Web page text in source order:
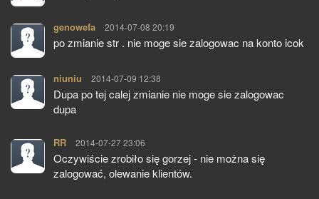
genowefa pisze:
2014-07-08 20:19
po zmianie str . nie moge sie zalogowac na konto icok
niuniu pisze:
2014-07-09 12:38
Dupa po tej calej zmianie nie moge sie zalogowac
dupa
RR pisze:
2014-07-27 23:06
Oczywiście zrobiło się gorzej - nie można się
zalogować, olewanie klientów.